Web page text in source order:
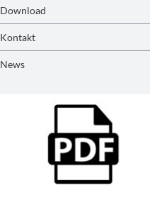
Download
Kontakt
News